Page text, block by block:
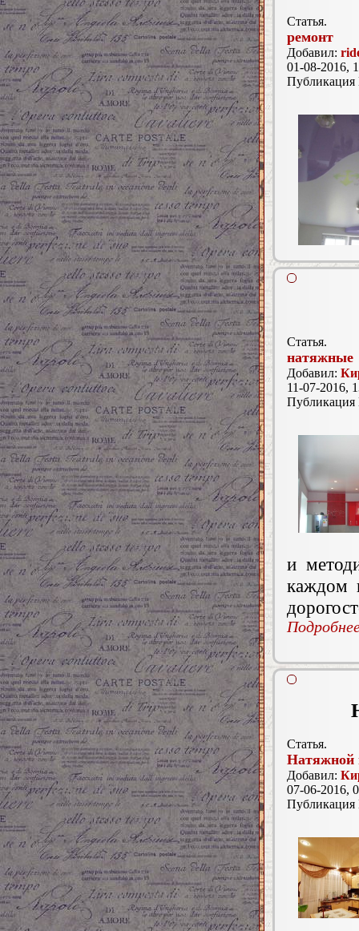
Статья.
ремонт
Добавил:
01-08-2016,
Статья.
натяжные
Добавил:
11-07-2016,
и
каждом
Статья.
Натяжной
Добавил:
07-06-2016,